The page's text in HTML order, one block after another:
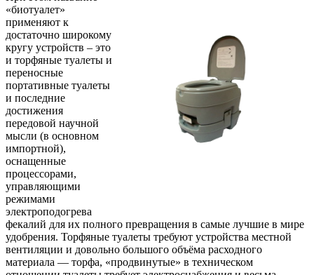
«биотуалет»
применяют к
достаточно широкому
кругу устройств – это
и торфяные туалеты и
переносные
портативные туалеты
и последние
достижения
передовой научной
мысли (в основном
импортной),
оснащенные
процессорами,
управляющими
режимами
электроподогрева
фекалий для их полного превращения в самые лучшие в мире
удобрения. Торфяные туалеты требуют устройства местной
вентиляции и довольно большого объёма расходного
материала — торфа, «продвинутые» в техническом